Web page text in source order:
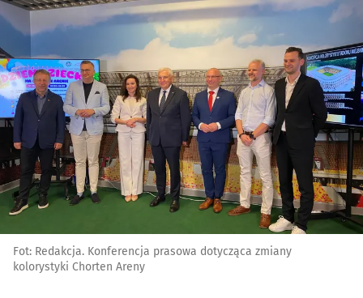
Fot: Redakcja. Konferencja prasowa dotycząca zmiany
kolorystyki Chorten Areny